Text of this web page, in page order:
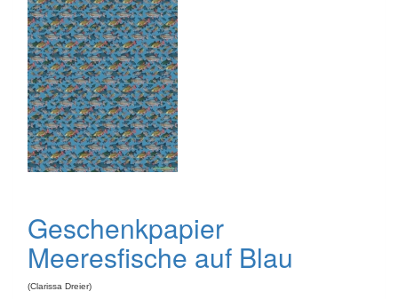
Geschenkpapier
Meeresfische auf Blau
(Clarissa Dreier)